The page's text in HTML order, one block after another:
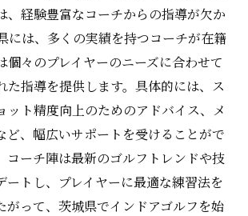
、経験豊富なコーチからの指導が欠か
には、多くの実績を持つコーチが在籍
個々のプレイヤーのニーズに合わせて
た指導を提供します。具体的には、ス
ット精度向上のためのアドバイス、メ
ど、幅広いサポートを受けることがで
コーチ陣は最新のゴルフトレンドや技
ートし、プレイヤーに最適な練習法を
がって、茨城県でインドアゴルフを始